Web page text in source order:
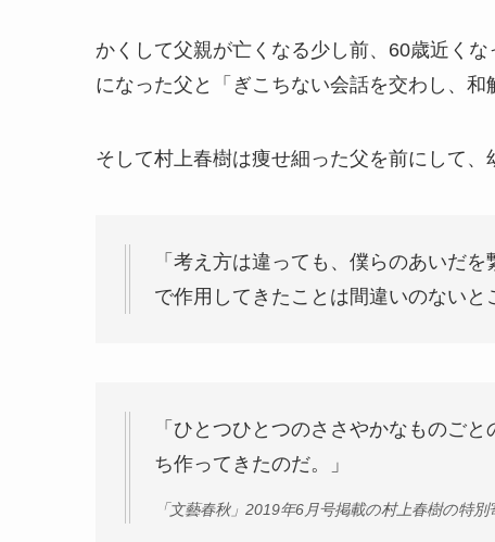
かくして父親が亡くなる少し前、60歳近く
になった父と「ぎこちない会話を交わし、和
そして村上春樹は痩せ細った父を前にして、
「考え方は違っても、僕らのあいだ
で作用してきたことは間違いのないと
「ひとつひとつのささやかなものご
ち作ってきたのだ。」
「文藝春秋」2019年6月号掲載の村上春樹の特別